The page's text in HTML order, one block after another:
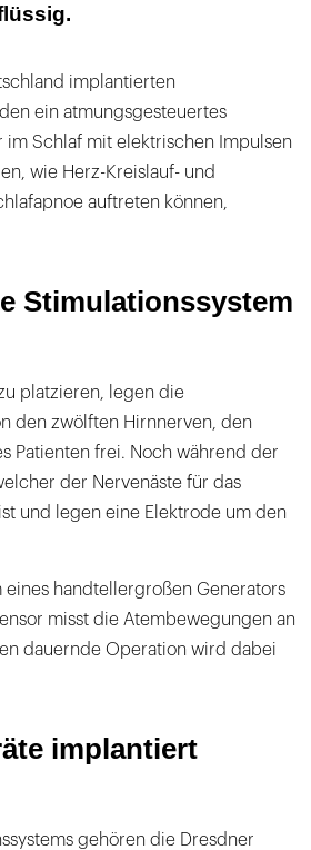
implantierten
ein atmungsgesteuertes
im Schlaf mit elektrischen Impulsen
wie Herz-Kreislauf- und
auftreten können,
Stimulationssystem
platzieren, legen die
den zwölften Hirnnerven, den
Patienten frei. Noch während der
der Nervenäste für das
und legen eine Elektrode um den
handtellergroßen Generators
misst die Atembewegungen an
dauernde Operation wird dabei
implantiert
gehören die Dresdner